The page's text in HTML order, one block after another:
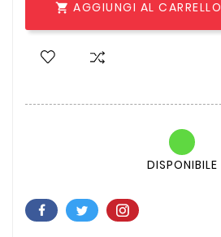
 AGGIUNGI AL CARRELLO
DISPONIBILE